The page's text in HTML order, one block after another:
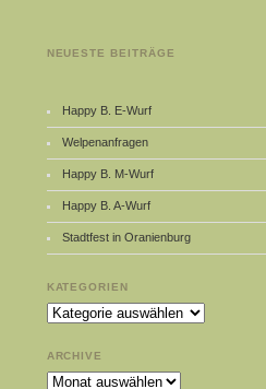
NEUESTE BEITRÄGE
Happy B. E-Wurf
Welpenanfragen
Happy B. M-Wurf
Happy B. A-Wurf
Stadtfest in Oranienburg
KATEGORIEN
Kategorien
ARCHIVE
Archive